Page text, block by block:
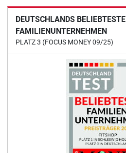
DEUTSCHLANDS BELIEBTESTE
FAMILIENUNTERNEHMEN
PLATZ 3 (FOCUS MONEY 09/25)